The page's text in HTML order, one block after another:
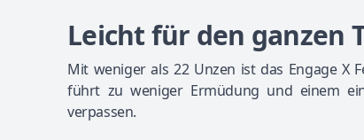
Leicht für den ganzen
Mit weniger als 22 Unzen ist das Engage X
führt zu weniger Ermüdung und einem
verpassen.